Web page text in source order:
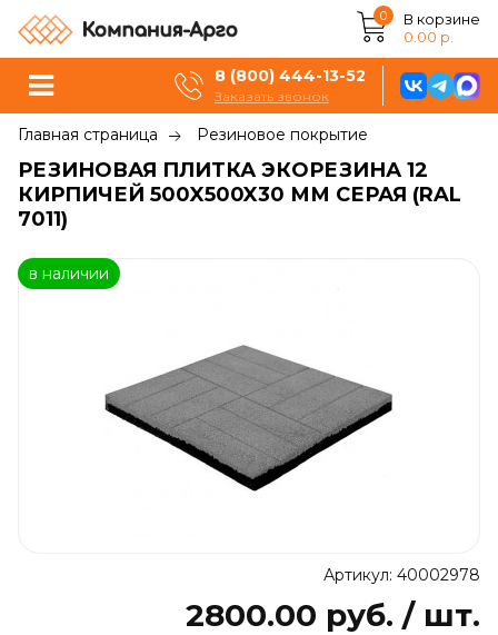
0
В корзине
0.00 р.
8 (800) 444-13-52
Заказать звонок
Главная страница Резиновое покрытие
РЕЗИНОВАЯ ПЛИТКА ЭКОРЕЗИНА 12
КИРПИЧЕЙ 500X500X30 ММ СЕРАЯ (RAL
7011)
в наличии
Артикул: 40002978
2800.00 руб. / шт.